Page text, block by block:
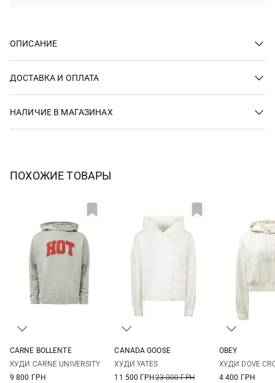
ОПИСАНИЕ
ДОСТАВКА И ОПЛАТА
НАЛИЧИЕ В МАГАЗИНАХ
ПОХОЖИЕ ТОВАРЫ
CARNE BOLLENTE
ХУДИ CARNE UNIVERSITY
9 800 ГРН
CANADA GOOSE
ХУДИ YATES
11 500 ГРН23 000 ГРН
OBEY
ХУДИ DOVE
4 400 ГРН